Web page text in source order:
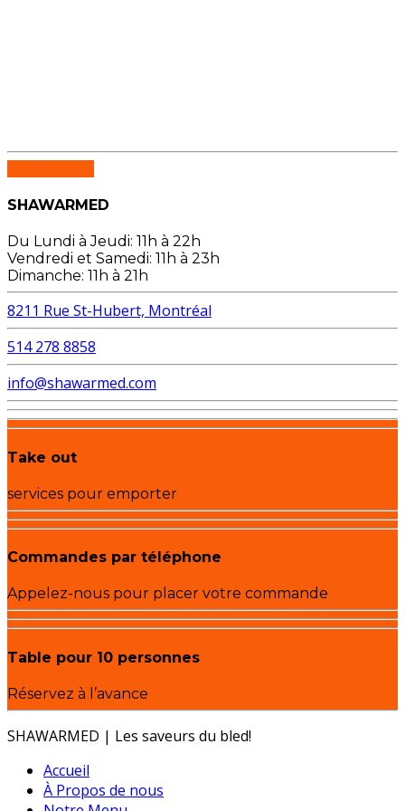
SHAWARMED
Du Lundi à Jeudi: 11h à 22h
Vendredi et Samedi: 11h à 23h
Dimanche: 11h à 21h
8211 Rue St-Hubert, Montréal
514 278 8858
info@shawarmed.com
Take out
services pour emporter
Commandes par téléphone
Appelez-nous pour placer votre commande
Table pour 10 personnes
Réservez à l’avance
SHAWARMED | Les saveurs du bled!
Accueil
À Propos de nous